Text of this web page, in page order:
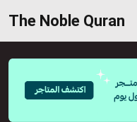
The Noble Quran